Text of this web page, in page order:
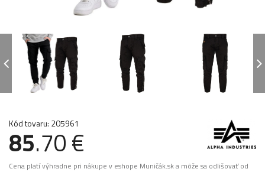
Kód tovaru: 205961
85.70 €
Cena platí výhradne pri nákupe v eshope Muničák.sk a môže sa odlišovať od